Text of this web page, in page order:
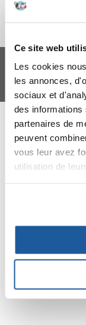
Ce site web
Les cookies
les annonces,
sociaux et
des
partenaires de
peuvent
vous leur avez
utilisation de
FERA 24 UG Sede
*
Tous